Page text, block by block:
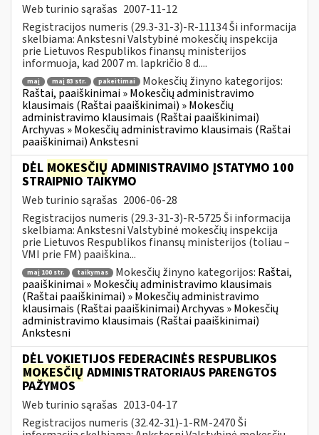
Web turinio sąrašas 2007-11-12
Registracijos numeris (29.3-31-3)-R-11134 Ši informacija
skelbiama: Ankstesni Valstybinė mokesčių inspekcija
prie Lietuvos Respublikos finansų ministerijos
informuoja, kad 2007 m. lapkričio 8 d....
maį maį 83 str. pakeitimai
Mokesčių žinyno kategorijos:
Raštai, paaiškinimai » Mokesčių administravimo
klausimais (Raštai paaiškinimai) » Mokesčių
administravimo klausimais (Raštai paaiškinimai)
Archyvas » Mokesčių administravimo klausimais (Raštai
paaiškinimai) Ankstesni
DĖL MOKESČIŲ ADMINISTRAVIMO ĮSTATYMO 100
STRAIPNIO TAIKYMO
Web turinio sąrašas 2006-06-28
Registracijos numeris (29.3-31-3)-R-5725 Ši informacija
skelbiama: Ankstesni Valstybinė mokesčių inspekcija
prie Lietuvos Respublikos finansų ministerijos (toliau –
VMI prie FM) paaiškina...
maį 100 str. taikymas Mokesčių žinyno kategorijos: Raštai,
paaiškinimai » Mokesčių administravimo klausimais
(Raštai paaiškinimai) » Mokesčių administravimo
klausimais (Raštai paaiškinimai) Archyvas » Mokesčių
administravimo klausimais (Raštai paaiškinimai)
Ankstesni
DĖL VOKIETIJOS FEDERACINĖS RESPUBLIKOS
MOKESČIŲ ADMINISTRATORIAUS PARENGTOS
PAŽYMOS
Web turinio sąrašas 2013-04-17
Registracijos numeris (32.42-31)-1-RM-2470 Ši